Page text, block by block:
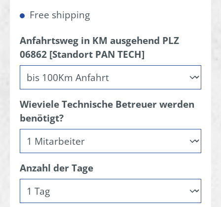
Free shipping
Anfahrtsweg in KM ausgehend PLZ
06862 [Standort PAN TECH]
Wieviele Technische Betreuer werden
benötigt?
Anzahl der Tage